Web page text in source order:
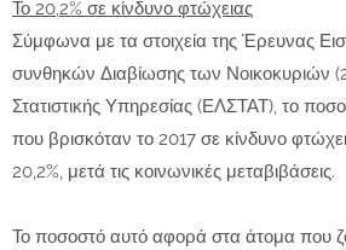
Το 20,2% σε κίνδυνο φτώχειας
Σύμφωνα με τα στοιχεία της Έρευνας
συνθηκών Διαβίωσης των Νοικοκυριών
Στατιστικής Υπηρεσίας (ΕΛΣΤΑΤ), το
που βρισκόταν το 2017 σε κίνδυνο
20,2%, μετά τις κοινωνικές μεταβιβάσεις.
Το ποσοστό αυτό αφορά στα άτομα που